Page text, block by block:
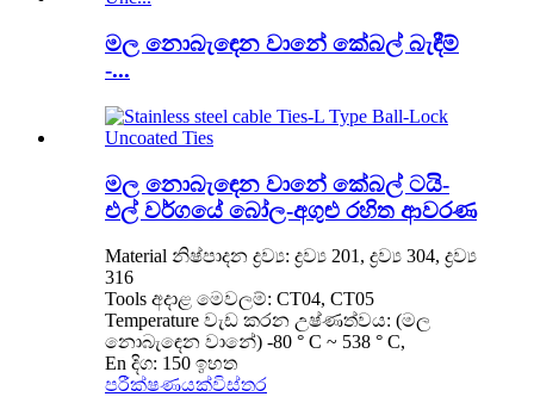
මල නොබැඳෙන වානේ කේබල් බැඳීම්
-...
මල නොබැඳෙන වානේ කේබල් ටයි-
එල් වර්ගයේ බෝල-අගුළු රහිත ආවරණ
Material නිෂ්පාදන ද්‍රව්‍ය: ද්‍රව්‍ය 201, ද්‍රව්‍ය 304, ද්‍රව්‍ය
316
Tools අදාළ මෙවලම්: CT04, CT05
Temperature වැඩ කරන උෂ්ණත්වය: (මල
නොබැඳෙන වානේ) -80 ° C ~ 538 ° C,
En දිග: 150 ඉහත
පරීක්ෂණයක්විස්තර